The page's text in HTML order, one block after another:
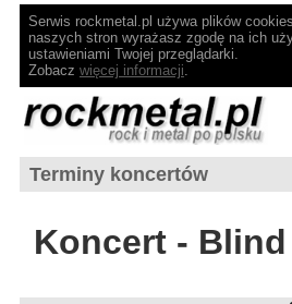
Serwis rockmetal.pl używa plików
naszych stron wyrażasz zgodę na ich
ustawieniami Twojej przeglądarki.
Zobacz więcej informacji.
Terminy koncertów
Koncert -